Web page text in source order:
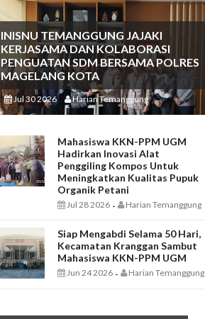
INISNU TEMANGGUNG JAJAKI
KERJASAMA DAN KOLABORASI
PENGUATAN SDM BERSAMA POLRES
MAGELANG KOTA
Jul 30 2026- Harian Temanggung
Mahasiswa KKN-PPM UGM
Hadirkan Inovasi Alat
Penggiling Kompos Untuk
Meningkatkan Kualitas Pupuk
Organik Petani
Jul 28 2026 - Harian Temanggung
Siap Mengabdi Selama 50 Hari,
Kecamatan Kranggan Sambut
Mahasiswa KKN-PPM UGM
Jun 24 2026 - Harian Temanggung